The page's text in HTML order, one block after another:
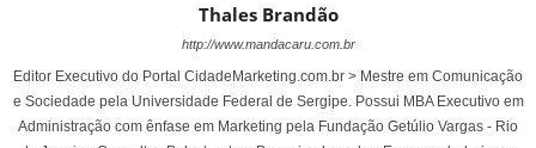
Thales Brandão
http://www.mandacaru.com.br
Editor Executivo do Portal CidadeMarketing.com.br > Mestre em Comunicação
e Sociedade pela Universidade Federal de Sergipe. Possui MBA Executivo em
Administração com ênfase em Marketing pela Fundação Getúlio Vargas - Rio